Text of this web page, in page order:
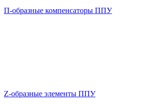
П-образные компенсаторы ППУ
Z-образные элементы ППУ